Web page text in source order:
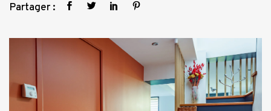
Partager :